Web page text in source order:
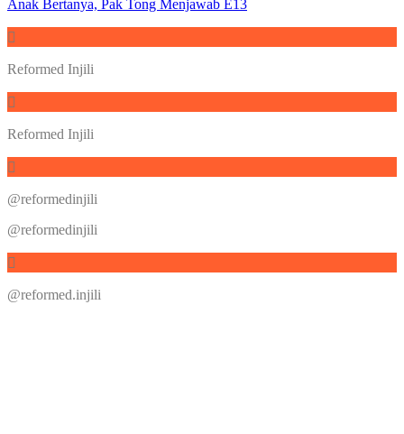
Anak Bertanya, Pak Tong Menjawab E13
Reformed Injili
Reformed Injili
@reformedinjili
@reformedinjili
@reformed.injili